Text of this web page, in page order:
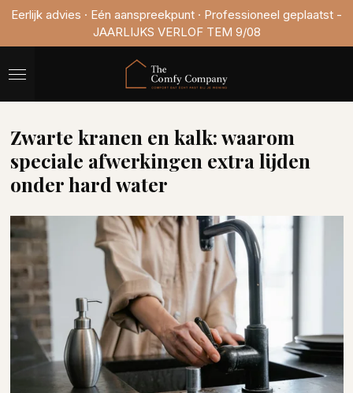
Ga
naar
de
Eerlijk advies · Eén aanspreekpunt · Professioneel geplaatst -
JAARLIJKS VERLOF TEM 9/08
Zwarte kranen en kalk: waarom
speciale afwerkingen extra lijden
onder hard water